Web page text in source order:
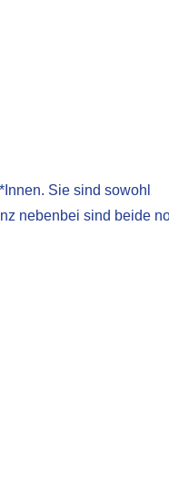
Sie sind sowohl
nebenbei sind beide